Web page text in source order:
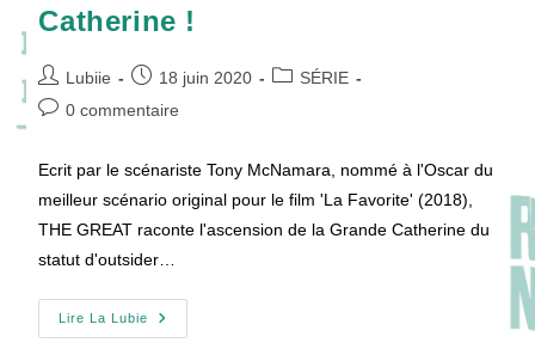
Catherine !
Auteur/autrice
de
Lubiie
Publication
publiée :
18 juin 2020
PostSÉRIE
Commentaires
publication :
0 commentaire
Ecrit par le scénariste Tony McNamara, nommé à l'Oscar du
meilleur scénario original pour le film 'La Favorite' (2018),
THE GREAT raconte l'ascension de la Grande Catherine du
statut d'outsider…
Lire La Lubie
THE
GREAT